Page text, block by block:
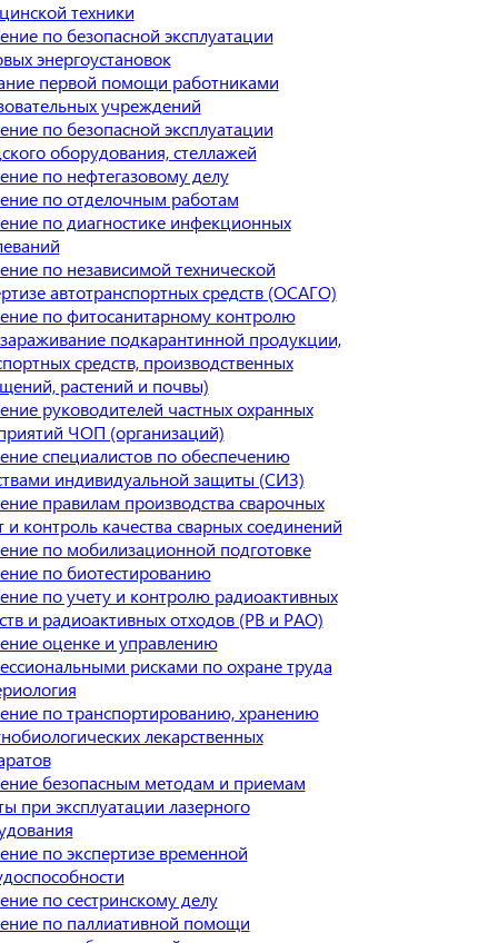
техники
по безопасной эксплуатации
энергоустановок
первой помощи работниками
учреждений
по безопасной эксплуатации
оборудования, стеллажей
по нефтегазовому делу
по отделочным работам
по диагностике инфекционных
по независимой технической
автотранспортных средств (ОСАГО)
по фитосанитарному контролю
подкарантинной продукции,
средств, производственных
растений и почвы)
руководителей частных охранных
ЧОП (организаций)
специалистов по обеспечению
индивидуальной защиты (СИЗ)
правилам производства сварочных
и контроль качества сварных соединений
по мобилизационной подготовке
по биотестированию
по учету и контролю радиоактивных
и радиоактивных отходов (РВ и РАО)
оценке и управлению
рисками по охране труда
по транспортированию, хранению
лекарственных
безопасным методам и приемам
при эксплуатации лазерного
по экспертизе временной
по сестринскому делу
по паллиативной помощи